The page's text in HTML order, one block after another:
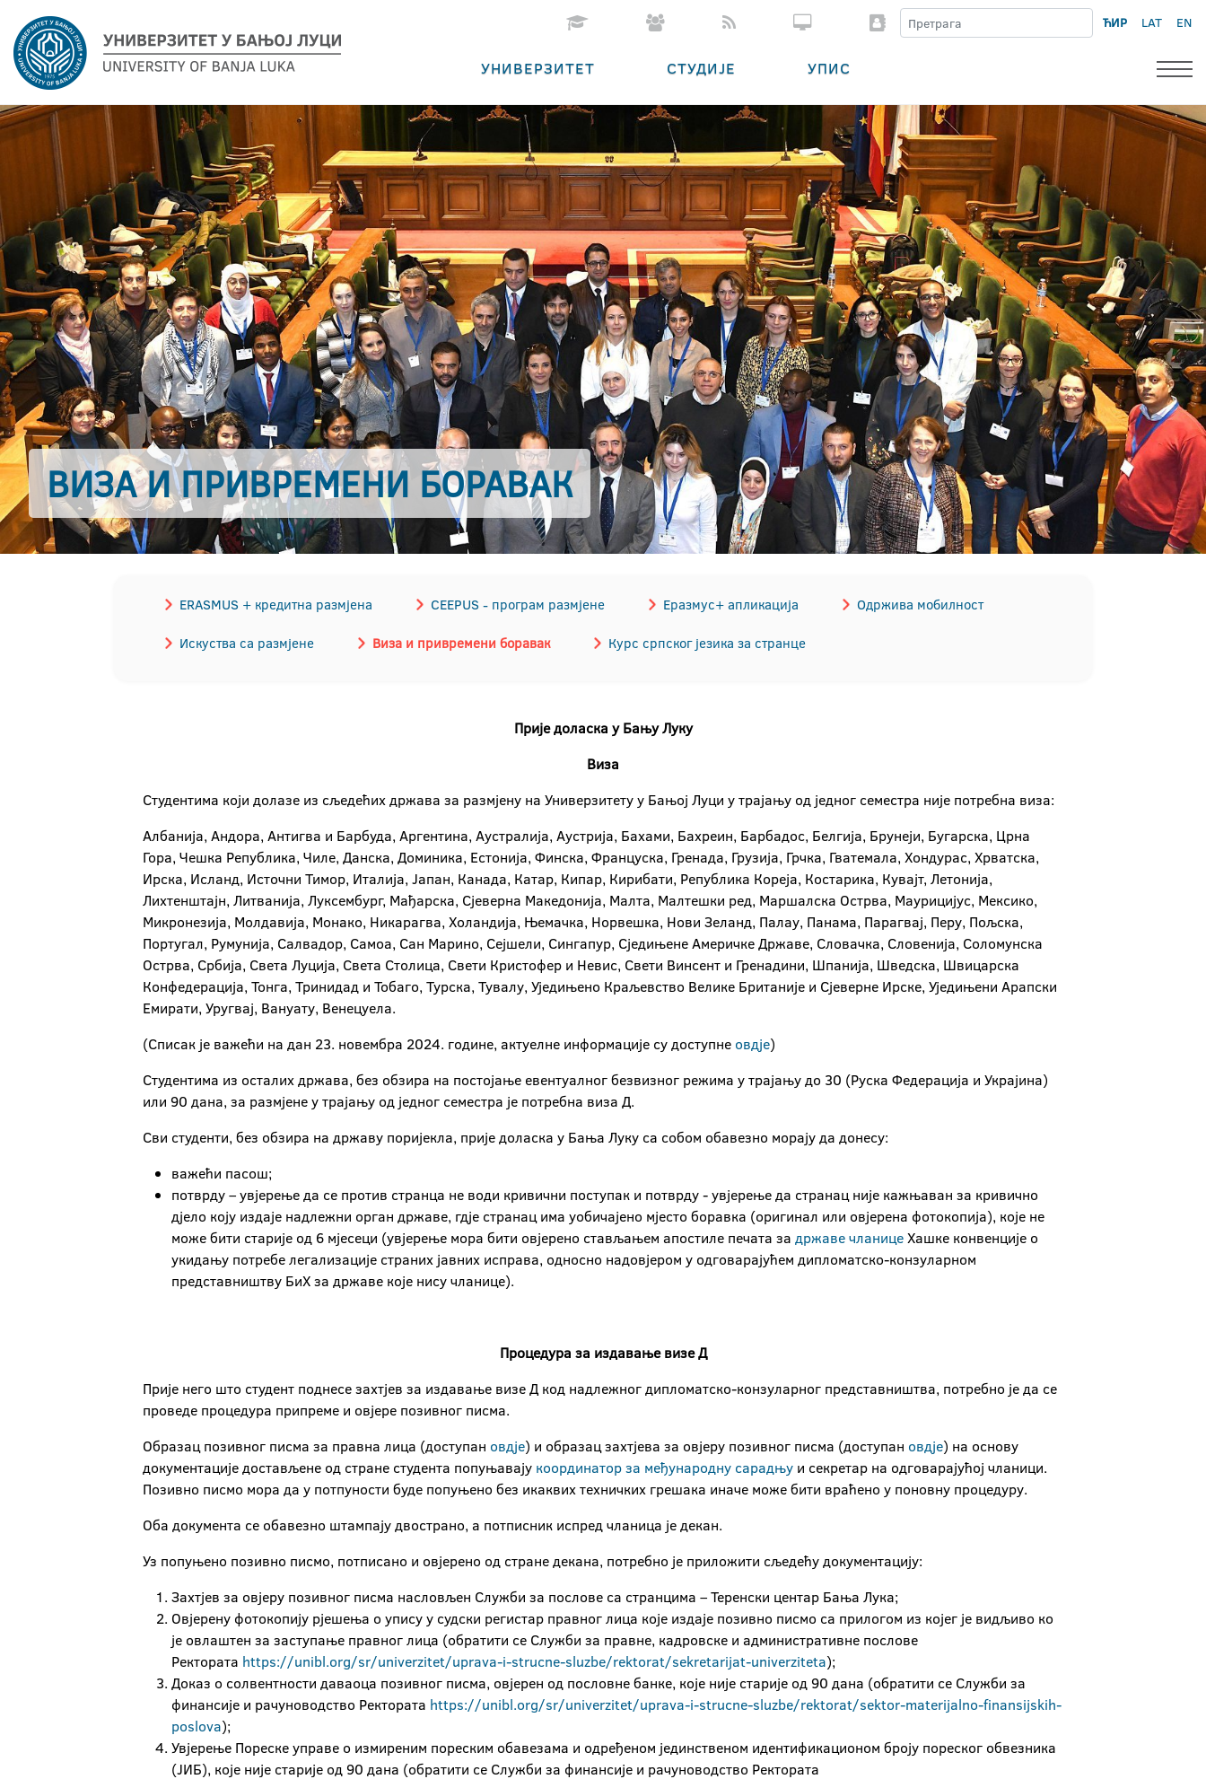
ЋИР LAT EN
УНИВЕРЗИТЕТ СТУДИЈЕ УПИС
ВИЗА И ПРИВРЕМЕНИ БОРАВАК
ERASMUS + кредитна размјена CEEPUS - програм размјене Еразмус+ апликација Одржива мобилност
Искуства са размјене Виза и привремени боравак Курс српског језика за странце
Прије доласка у Бању Луку
Виза
Студентима који долазе из сљедећих држава за размјену на Универзитету у Бањој Луци у трајању од једног семестра није потребна виза:
Албанија, Андора, Антигва и Барбуда, Аргентина, Аустралија, Аустрија, Бахами, Бахреин, Барбадос, Белгија, Брунеји, Бугарска, Црна
Гора, Чешка Република, Чиле, Данска, Доминика, Естонија, Финска, Француска, Гренада, Грузија, Грчка, Гватемала, Хондурас, Хрватска,
Ирска, Исланд, Источни Тимор, Италија, Јапан, Канада, Катар, Кипар, Кирибати, Република Кореја, Костарика, Кувајт, Летонија,
Лихтенштајн, Литванија, Луксембург, Мађарска, Сјеверна Македонија, Малта, Малтешки ред, Маршалска Острва, Маурицијус, Мексико,
Микронезија, Молдавија, Монако, Никарагва, Холандија, Њемачка, Норвешка, Нови Зеланд, Палау, Панама, Парагвај, Перу, Пољска,
Португал, Румунија, Салвадор, Самоа, Сан Марино, Сејшели, Сингапур, Сједињене Америчке Државе, Словачка, Словенија, Соломунска
Острва, Србија, Света Луција, Света Столица, Свети Кристофер и Невис, Свети Винсент и Гренадини, Шпанија, Шведска, Швицарска
Конфедерација, Тонга, Тринидад и Тобаго, Турска, Тувалу, Уједињено Краљевство Велике Британије и Сјеверне Ирске, Уједињени Арапски
Емирати, Уругвај, Вануату, Венецуела.
(Списак је важећи на дан 23. новембра 2024. године, актуелне информације су доступне овдје)
Студентима из осталих држава, без обзира на постојање евентуалног безвизног режима у трајању до 30 (Руска Федерација и Украјина)
или 90 дана, за размјене у трајању од једног семестра је потребна виза Д.
Сви студенти, без обзира на државу поријекла, прије доласка у Бања Луку са собом обавезно морају да донесу:
важећи пасош;
потврду – увјерење да се против странца не води кривични поступак и потврду - увјерење да странац није кажњаван за кривично
дјело коју издаје надлежни орган државе, гдје странац има уобичајено мјесто боравка (оригинал или овјерена фотокопија), које не
може бити старије од 6 мјесеци (увјерење мора бити овјерено стављањем апостиле печата за државе чланицеХашкe конвенције о
укидању потребе легализације страних јавних исправа, односно надовјером у одговарајућем дипломатско-конзуларном
представништву БиХ за државе које нису чланице).
Процедура за издавање визе Д
Прије него што студент поднесе захтјев за издавање визе Д код надлежног дипломатско-конзуларног представништва, потребно је да се
проведе процедура припреме и овјере позивног писма.
Образац позивног писма за правна лица (доступан овдје) и образац захтјева за овјеру позивног писма (доступан овдје) на основу
документације достављене од стране студента попуњавају координатор за међународну сарадњу и секретар на одговарајућој чланици.
Позивно писмо мора да у потпуности буде попуњено без икаквих техничких грешака иначе може бити враћено у поновну процедуру.
Оба документа се обавезно штампају двострано, а потписник испред чланица је декан.
Уз попуњено позивно писмо, потписано и овјерено од стране декана, потребно је приложити сљедећу документацију:
Захтјев за овјеру позивног писма насловљен Служби за послове са странцима – Теренски центар Бања Лука;
Овјерену фотокопију рјешења о упису у судски регистар правног лица које издаје позивно писмо са прилогом из којег је видљиво ко
је овлаштен за заступање правног лица (обратити се Служби за правне, кадровске и административне послове
Ректората https://unibl.org/sr/univerzitet/uprava-i-strucne-sluzbe/rektorat/sekretarijat-univerziteta);
Доказ о солвентности даваоца позивног писма, овјерен од пословне банке, које није старије од 90 дана (обратити се Служби за
финансије и рачуноводство Ректората https://unibl.org/sr/univerzitet/uprava-i-strucne-sluzbe/rektorat/sektor-materijalno-finansijskih-
poslova);
Увјерење Пореске управе о измиреним пореским обавезама и одређеном јединственом идентификационом броју пореског обвезника
(ЈИБ), које није старије од 90 дана (обратити се Служби за финансије и рачуноводство Ректората